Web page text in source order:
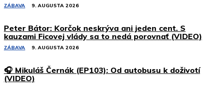
ZÁBAVA 9. AUGUSTA 2026
Peter Bátor: Korčok neskrýva ani jeden cent. S
kauzami Ficovej vlády sa to nedá porovnať (VIDEO)
ZÁBAVA 9. AUGUSTA 2026
🎧 Mikuláš Černák (EP103): Od autobusu k doživotí
(VIDEO)